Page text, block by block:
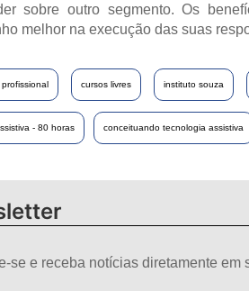
sobre outro segmento. Os
melhor na execução das suas
cursos livres instituto souza
- 80 horas conceituando tecnologia assistiva
se e receba notícias diretamente em